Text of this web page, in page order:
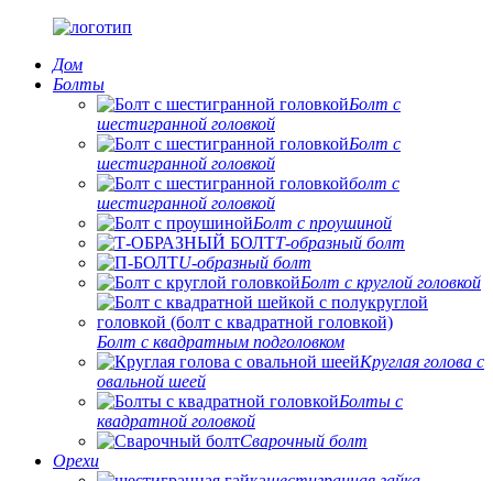
Дом
Болты
Болт с
шестигранной головкой
Болт с
шестигранной головкой
болт с
шестигранной головкой
Болт с проушиной
Т-образный болт
U-образный болт
Болт с круглой головкой
Болт с квадратным подголовком
Круглая голова с
овальной шеей
Болты с
квадратной головкой
Сварочный болт
Орехи